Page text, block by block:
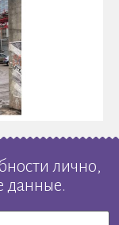
лично,
данные.